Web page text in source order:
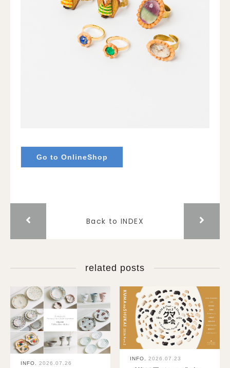
Go to OnlineShop
Back to INDEX
related posts
INFO. 2026.07.26
INFO. 2026.07.23